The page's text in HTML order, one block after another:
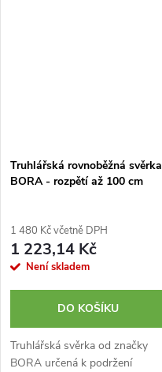
Truhlářská rovnoběžná svěrka
BORA - rozpětí až 100 cm
1 480 Kč včetně DPH
1 223,14 Kč
Není skladem
DO KOŠÍKU
Truhlářská svěrka od značky
BORA určená k podržení